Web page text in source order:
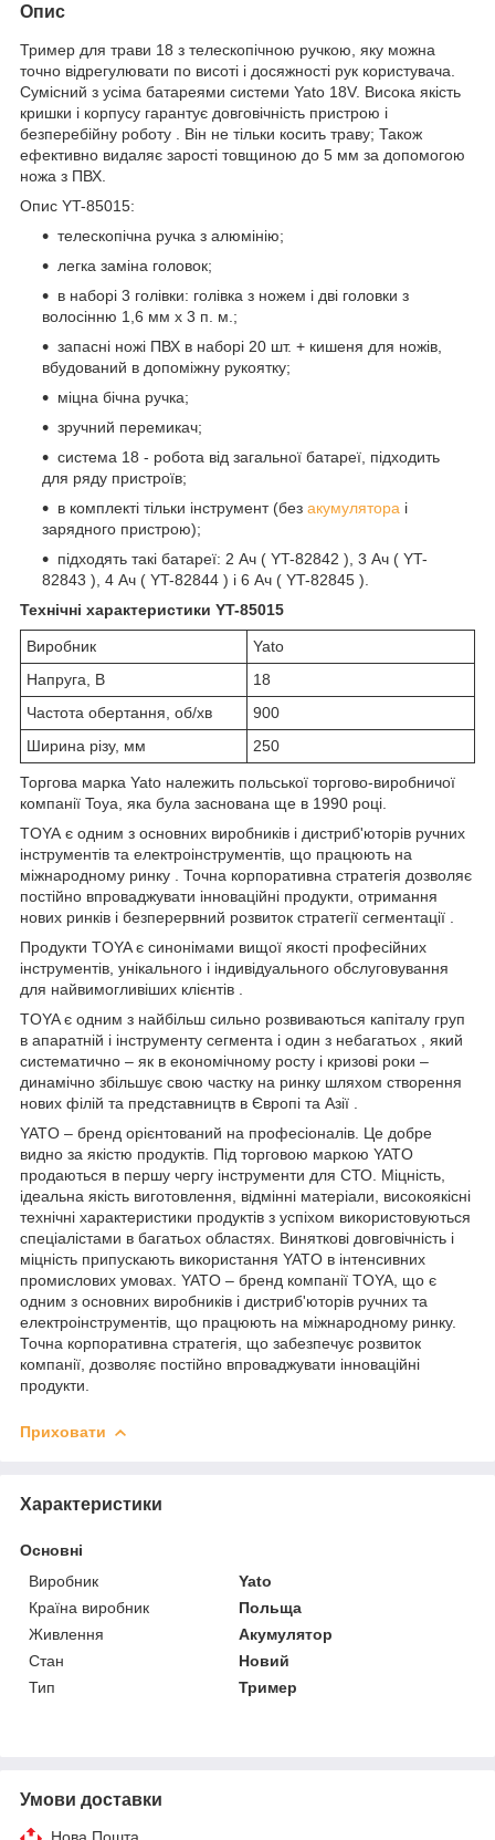
Опис
Тример для трави 18 з телескопічною ручкою, яку можна
точно відрегулювати по висоті і досяжності рук користувача.
Сумісний з усіма батареями системи Yato 18V. Висока якість
кришки і корпусу гарантує довговічність пристрою і
безперебійну роботу . Він не тільки косить траву; Також
ефективно видаляє зарості товщиною до 5 мм за допомогою
ножа з ПВХ.
Опис YT-85015:
телескопічна ручка з алюмінію;
легка заміна головок;
в наборі 3 голівки: голівка з ножем і дві головки з
волосінню 1,6 мм x 3 п. м.;
запасні ножі ПВХ в наборі 20 шт. + кишеня для ножів,
вбудований в допоміжну рукоятку;
міцна бічна ручка;
зручний перемикач;
система 18 - робота від загальної батареї, підходить
для ряду пристроїв;
в комплекті тільки інструмент (без акумулятора і
зарядного пристрою);
підходять такі батареї: 2 Ач ( YT-82842 ), 3 Ач ( YT-
82843 ), 4 Ач ( YT-82844 ) і 6 Ач ( YT-82845 ).
Технічні характеристики YT-85015
Виробник
Yato
Напруга, В
18
Частота обертання, об/хв
900
Ширина різу, мм
250
Торгова марка Yato належить польської торгово-виробничої
компанії Toya, яка була заснована ще в 1990 році.
TOYA є одним з основних виробників і дистриб'юторів ручних
інструментів та електроінструментів, що працюють на
міжнародному ринку . Точна корпоративна стратегія дозволяє
постійно впроваджувати інноваційні продукти, отримання
нових ринків і безперервний розвиток стратегії сегментації .
Продукти TOYA є синонімами вищої якості професійних
інструментів, унікального і індивідуального обслуговування
для найвимогливіших клієнтів .
TOYA є одним з найбільш сильно розвиваються капіталу груп
в апаратній і інструменту сегмента і один з небагатьох , який
систематично – як в економічному росту і кризові роки –
динамічно збільшує свою частку на ринку шляхом створення
нових філій та представництв в Європі та Азії .
YATO – бренд орієнтований на професіоналів. Це добре
видно за якістю продуктів. Під торговою маркою YATO
продаються в першу чергу інструменти для СТО. Міцність,
ідеальна якість виготовлення, відмінні матеріали, високоякісні
технічні характеристики продуктів з успіхом використовуються
спеціалістами в багатьох областях. Виняткові довговічність і
міцність припускають використання YATO в інтенсивних
промислових умовах. YATO – бренд компанії TOYA, що є
одним з основних виробників і дистриб'юторів ручних та
електроінструментів, що працюють на міжнародному ринку.
Точна корпоративна стратегія, що забезпечує розвиток
компанії, дозволяє постійно впроваджувати інноваційні
продукти.
Приховати
Характеристики
Основні
Виробник
Yato
Країна виробник
Польща
Живлення
Акумулятор
Стан
Новий
Тип
Тример
Умови доставки
Нова Пошта